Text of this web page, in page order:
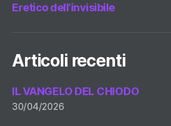
Eretico dell’invisibile
Articoli recenti
IL VANGELO DEL CHIODO
30/04/2026